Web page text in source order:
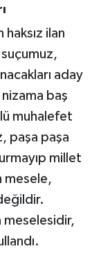
ilan
aday
baş
muhalefet
paşa paşa
millet
mesele,
meselesidir,